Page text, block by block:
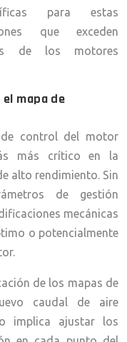
para estas
que exceden
de los motores
mapa de
control del motor
más crítico en la
alto rendimiento. Sin
de gestión
mecánicas
o potencialmente
de los mapas de
caudal de aire
implica ajustar los